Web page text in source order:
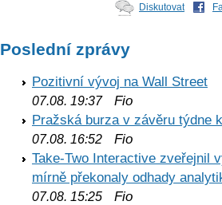
Diskutovat
Poslední zprávy
Pozitivní vývoj na Wall Street
07.08. 19:37Fio
Pražská burza v závěru týdne
07.08. 16:52 Fio
Take-Two Interactive zveřejnil
mírně překonaly odhady
07.08. 15:25 Fio